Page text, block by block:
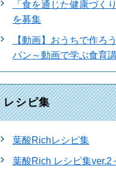
「食を通じた健康づく
を募集
【動画】おうちで作ろ
パン～動画で学ぶ食育
レシピ集
葉酸Richレシピ集
葉酸Rich レシピ集ver.2